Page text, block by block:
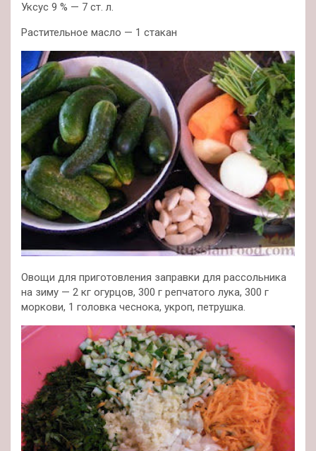
Уксус 9 % — 7 ст. л.
Растительное масло — 1 стакан
Овощи для приготовления заправки для рассольника
на зиму — 2 кг огурцов, 300 г репчатого лука, 300 г
моркови, 1 головка чеснока, укроп, петрушка.